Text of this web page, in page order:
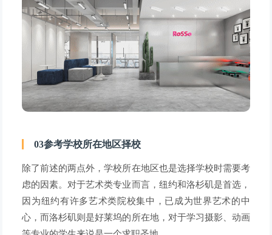
03参考学校所在地区择校
除了前述的两点外，学校所在地区也是选择学校时需要考
虑的因素。对于艺术类专业而言，纽约和洛杉矶是首选，
因为纽约有许多艺术类院校集中，已成为世界艺术的中
心，而洛杉矶则是好莱坞的所在地，对于学习摄影、动画